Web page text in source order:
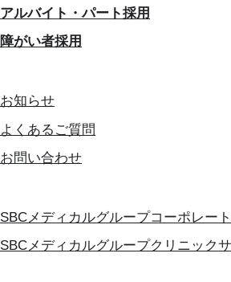
アルバイト・パート採用
障がい者採用
お知らせ
よくあるご質問
お問い合わせ
SBCメディカルグループコーポレー
SBCメディカルグループクリニック